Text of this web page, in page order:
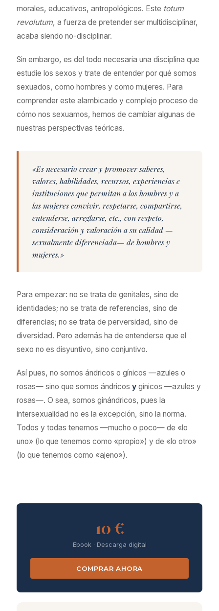
morales, educativos, antropológicos. Este totum
revolutum, a fuerza de pretender ser multidisciplinar,
acaba siendo no-disciplinar.
Sin embargo, es del todo necesaria una disciplina que
estudie los sexos y trate de entender por qué somos
sexuados, como hombres y como mujeres. Para
comprender este alambicado y complejo proceso de
cómo nos sexuamos, hemos de cambiar algunas de
nuestras perspectivas teóricas.
«Es necesario crear y promover saberes,
valores, habilidades, recursos, experiencias e
instituciones que permitan a los hombres y a
las mujeres convivir, respetarse, compartirse,
entenderse, arreglarse, etc., con respeto,
consideración y valoración a su calidad —
sexualmente diferenciada— de hombres y
mujeres.»
Para empezar: no se trata de genitales, sino de
identidades; no se trata de referencias, sino de
diferencias; no se trata de perversidad, sino de
diversidad. Pero además ha de entenderse que el
sexo no es disyuntivo, sino conjuntivo.
Así pues, no somos ándricos o gínicos —azules o
rosas— sino que somos ándricos y gínicos —azules y
rosas—. O sea, somos ginándricos, pues la
intersexualidad no es la excepción, sino la norma.
Todos y todas tenemos —mucho o poco— de «lo
uno» (lo que tenemos como «propio») y de «lo otro»
(lo que tenemos como «ajeno»).
10 €
Ebook · Descarga digital
COMPRAR AHORA